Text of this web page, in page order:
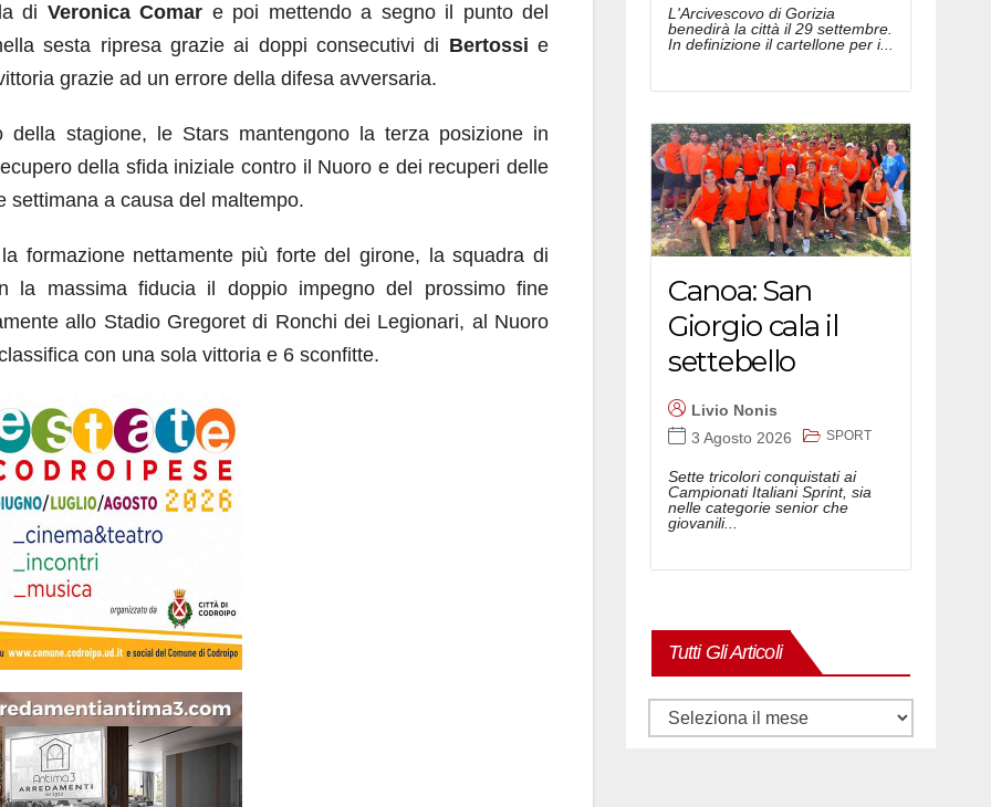
di Veronica Comar e poi mettendo a segno il punto del
sesta ripresa grazie ai doppi consecutivi di Bertossi e
grazie ad un errore della difesa avversaria.
della stagione, le Stars mantengono la terza posizione in
della sfida iniziale contro il Nuoro e dei recuperi delle
settimana a causa del maltempo.
formazione nettamente più forte del girone, la squadra di
la massima fiducia il doppio impegno del prossimo fine
allo Stadio Gregoret di Ronchi dei Legionari, al Nuoro
con una sola vittoria e 6 sconfitte.
L'Arcivescovo di Gorizia
benedirà la città il 29 settembre.
In definizione il cartellone per i...
Canoa: San
Giorgio cala il
settebello
Livio Nonis
3 Agosto 2026
SPORT
Sette tricolori conquistati ai
Campionati Italiani Sprint, sia
nelle categorie senior che
giovanili...
Tutti Gli Articoli
Tutti